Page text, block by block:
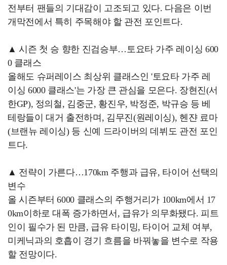
전부터 팬들의 기대감이 고조되고 있다. 다음은 이번
개막전에서 특히 주목해야 할 관전 포인트다.
▲ 시즌 첫 승 향한 진검승부…토요타 가주 레이싱 600
0 클래스
올해도 슈퍼레이스 최상위 클래스인 '토요타 가주 레
이싱 6000 클래스'는 가장 큰 관심을 모은다. 장현진(서
한GP), 정의철, 김중군, 황진우, 박정준, 박규승 등 베
테랑들이 대거 출전하며, 김무진(원레이싱), 헨쟌 료마
(브랜뉴 레이싱) 등 신예 드라이버의 데뷔도 관전 포인
트다.
▲ 전략이 가른다…170km 주행과 급유, 타이어 선택의
변수
올 시즌부터 6000 클래스의 주행거리가 100km에서 17
0km이하로 대폭 증가하면서, 급유가 의무화됐다. 피트
인이 필수가 된 만큼, 급유 타이밍, 타이어 교체 여부,
미케닉과의 호흡이 경기 흐름을 바꿔놓을 변수로 작용
할 전망이다.